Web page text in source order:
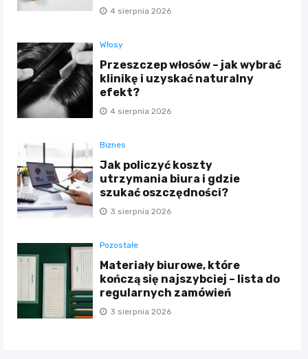
4 sierpnia 2026
Włosy
Przeszczep włosów – jak wybrać
klinikę i uzyskać naturalny
efekt?
4 sierpnia 2026
Biznes
Jak policzyć koszty
utrzymania biura i gdzie
szukać oszczędności?
3 sierpnia 2026
Pozostałe
Materiały biurowe, które
kończą się najszybciej – lista do
regularnych zamówień
3 sierpnia 2026